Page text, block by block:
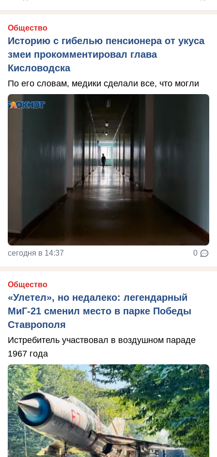
Общество
Историю с гибелью пенсионера от укуса
змеи прокомментировал глава
Кисловодска
По его словам, медики сделали все, что могли
сегодня в 14:37 0
Общество
«Улетел», но недалеко: легендарный
МиГ-21 сменил место в парке Победы
Ставрополя
Истребитель участвовал в воздушном параде
1967 года